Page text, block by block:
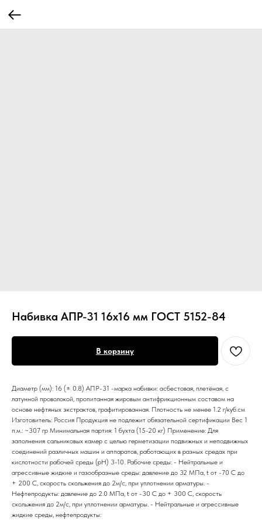
Набивка АПР-31 16х16 мм ГОСТ 5152-84
В корзину
Диаметр (мм): 16 (± 0.8) АПР-31 -марка набивки: асбестовая, плетёная, с
латунной проволокой, пропитанная жировым антифрикционным составом на
основе нефтяных экстрактов, графитированная. Плотность не менее 1.2 г/куб.см
Изготовитель: Россия Продукция не подлежит обязательной сертификации Вес 1
п.м.: ~307 гр Минимальная партия: 1 бухта (15-20 кг) Применение: Для
заполнения сальниковых камер с целью герметизации подвижных и неподвижных
соединений различных машин и аппаратов, работающих в разных средах при
кислотности рабочей среды (pH) 3-10. Рабочие среды: - Нейтральные и
агрессивные жидкие и газообразные среды: давление до 32 МПа, t от -70 С до
+ 200 С, скорость скольжения до 2м/с, при уплотнении арматуры. -
Нефтепродукты: давление до 2.0 МПа, t от -30 С до + 300 С, скорость
скольжения до 2м/с, при уплотнении арматуры. - Нейтральные и агрессивные
жидкие среды, нефтепродукты: